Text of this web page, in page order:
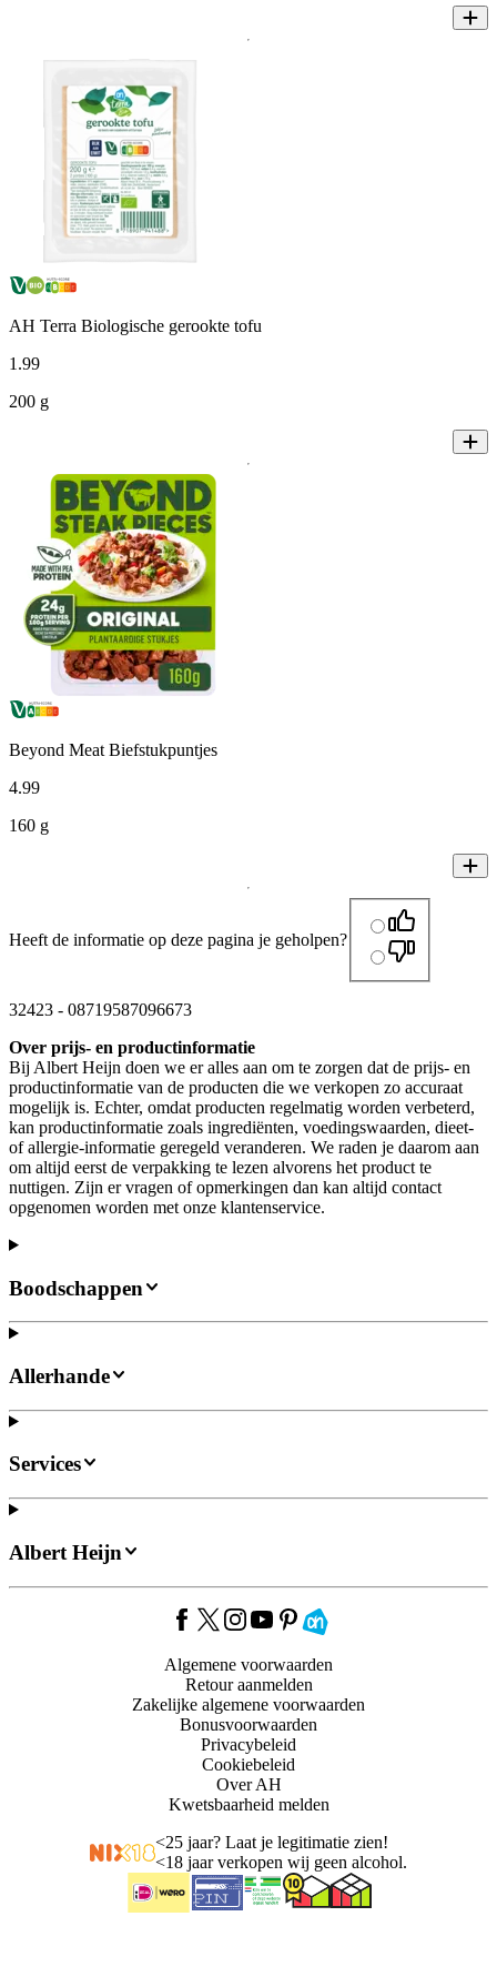
AH Terra Biologische gerookte tofu
1 .99
200 g
Beyond Meat Biefstukpuntjes
4.99
160 g
Heeft de informatie op deze pagina je geholpen?
32423 - 08719587096673
Over prijs- en productinformatie
Bij Albert Heijn doen we er alles aan om te zorgen dat de prijs- en
productinformatie van de producten die we verkopen zo accuraat
mogelijk is. Echter, omdat producten regelmatig worden verbeterd,
kan productinformatie zoals ingrediënten, voedingswaarden, dieet-
of allergie-informatie geregeld veranderen. We raden je daarom aan
om altijd eerst de verpakking te lezen alvorens het product te
nuttigen. Zijn er vragen of opmerkingen dan kan altijd contact
opgenomen worden met onze klantenservice.
Boodschappen
Allerhande
Services
Albert Heijn
Algemene voorwaarden
Retour aanmelden
Zakelijke algemene voorwaarden
Bonusvoorwaarden
Privacybeleid
Cookiebeleid
Over AH
Kwetsbaarheid melden
<25 jaar? Laat je legitimatie zien!
<18 jaar verkopen wij geen alcohol.